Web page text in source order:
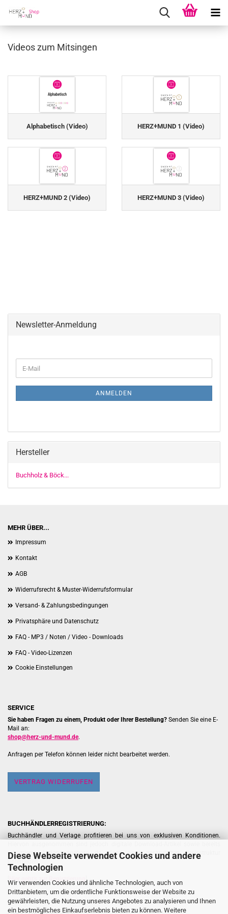
Diese Webseite verwendet Cookies und andere
Technologien
Wir verwenden Cookies und ähnliche Technologien, auch von
Drittanbietern, um die ordentliche Funktionsweise der Website zu
gewährleisten, die Nutzung unseres Angebotes zu analysieren und Ihnen
ein bestmögliches Einkaufserlebnis bieten zu können. Weitere
Videos zum Mitsingen
Alphabetisch (Video) HERZ+MUND 1 (Video)
HERZ+MUND 2 (Video) HERZ+MUND 3 (Video)
Newsletter-Anmeldung
ZUR
E-
Mail
ANMELDEN
Hersteller
Buchholz & Böck...
MEHR ÜBER...
Impressum
Kontakt
AGB
Widerrufsrecht & Muster-Widerrufsformular
Versand- & Zahlungsbedingungen
Privatsphäre und Datenschutz
FAQ - MP3 / Noten / Video - Downloads
FAQ - Video-Lizenzen
Cookie Einstellungen
SERVICE
Sie haben Fragen zu einem, Produkt oder Ihrer Bestellung? Senden Sie eine E-
Mail an:
shop@herz-und-mund.de.
Anfragen per Telefon können leider nicht bearbeitet werden.
VERTRAG WIDERRUFEN
BUCHHÄNDLERREGISTRIERUNG:
Buchhändler und Verlage profitieren bei uns von exklusiven Konditionen.
rabattierte Aktionsangebote, da diese einer gesonderten Preisstruktur
[ Hier geht's zur Registrierung ]